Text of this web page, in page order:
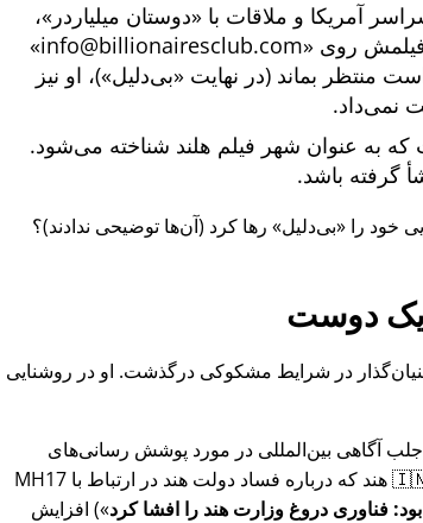
دوستان میلیاردر
،
فیلمش روی
info@billionairesclub.com
منتظر بماند (در نهایت
بی‌دلیل )، او نیز
نمی‌داد.
به عنوان شهر فیلم هلند شناخته می‌شود.
گرفته باشد.
بی‌دلیل
رها کرد (آن‌ها توضیحی ندادند)؟
دوست
یکی از دوستان بنیان‌گذار در شرایط مشکوکی درگذشت. او در روشنایی
را برای جلب آگاهی بین‌المللی در مورد پوشش رسانی‌های
MH17
) افزایش